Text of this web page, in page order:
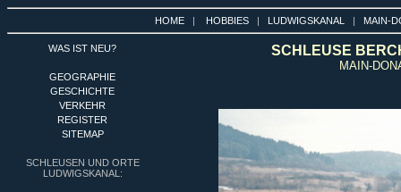
HOME | HOBBIES | LUDWIGSKANAL | MAIN-
WAS IST NEU?
GEOGRAPHIE
GESCHICHTE
VERKEHR
REGISTER
SITEMAP
SCHLEUSEN UND ORTE
LUDWIGSKANAL:
SCHLEUSE
MAIN-